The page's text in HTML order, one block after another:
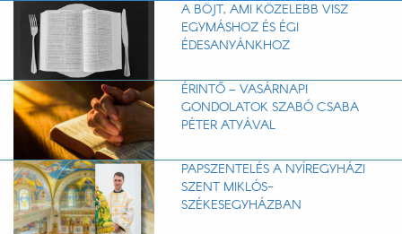
A BÖJT, AMI KÖZELEBB VISZ
EGYMÁSHOZ ÉS ÉGI
ÉDESANYÁNKHOZ
ÉRINTŐ – VASÁRNAPI
GONDOLATOK SZABÓ CSABA
PÉTER ATYÁVAL
PAPSZENTELÉS A NYÍREGYHÁZI
SZENT MIKLÓS-
SZÉKESEGYHÁZBAN